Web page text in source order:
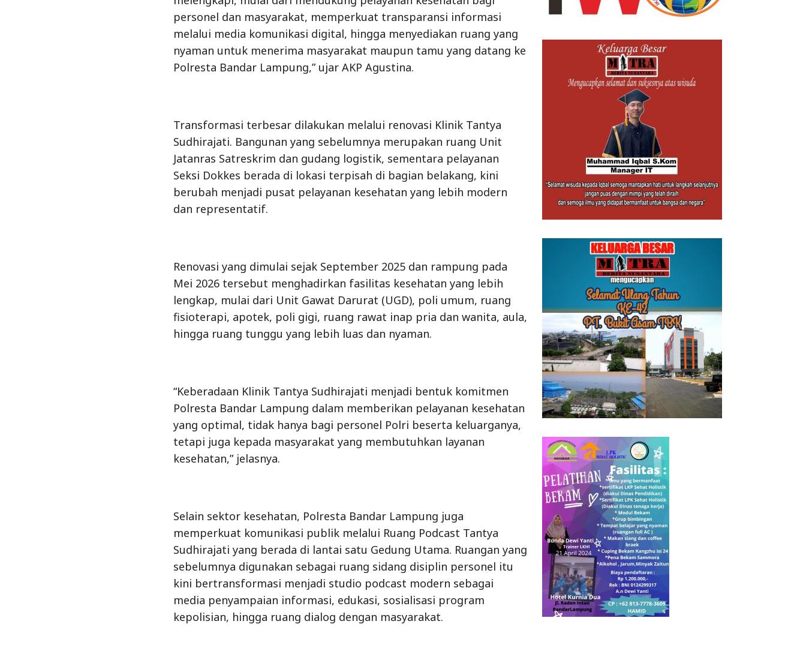
personel dan masyarakat, memperkuat transparansi informasi
melalui media komunikasi digital, hingga menyediakan ruang yang
nyaman untuk menerima masyarakat maupun tamu yang datang ke
Polresta Bandar Lampung,” ujar AKP Agustina.
Transformasi terbesar dilakukan melalui renovasi Klinik Tantya
Sudhirajati. Bangunan yang sebelumnya merupakan ruang Unit
Jatanras Satreskrim dan gudang logistik, sementara pelayanan
Seksi Dokkes berada di lokasi terpisah di bagian belakang, kini
berubah menjadi pusat pelayanan kesehatan yang lebih modern
dan representatif.
Renovasi yang dimulai sejak September 2025 dan rampung pada
Mei 2026 tersebut menghadirkan fasilitas kesehatan yang lebih
lengkap, mulai dari Unit Gawat Darurat (UGD), poli umum, ruang
fisioterapi, apotek, poli gigi, ruang rawat inap pria dan wanita, aula,
hingga ruang tunggu yang lebih luas dan nyaman.
“Keberadaan Klinik Tantya Sudhirajati menjadi bentuk komitmen
Polresta Bandar Lampung dalam memberikan pelayanan kesehatan
yang optimal, tidak hanya bagi personel Polri beserta keluarganya,
tetapi juga kepada masyarakat yang membutuhkan layanan
kesehatan,” jelasnya.
Selain sektor kesehatan, Polresta Bandar Lampung juga
memperkuat komunikasi publik melalui Ruang Podcast Tantya
Sudhirajati yang berada di lantai satu Gedung Utama. Ruangan yang
sebelumnya digunakan sebagai ruang sidang disiplin personel itu
kini bertransformasi menjadi studio podcast modern sebagai
media penyampaian informasi, edukasi, sosialisasi program
kepolisian, hingga ruang dialog dengan masyarakat.